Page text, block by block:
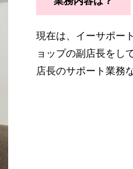
現在は、イーサポー
ョップの副店長をし
店長のサポート業務